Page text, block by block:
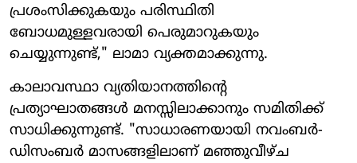
പ്രശംസിക്കുകയും പരിസ്ഥിതി
ബോധമുള്ളവരായി പെരുമാറുകയും
ചെയ്യുന്നുണ്ട്," ലാമാ വ്യക്തമാക്കുന്നു.
കാലാവസ്ഥാ വ്യതിയാനത്തിന്റെ
പ്രത്യാഘാതങ്ങൾ മനസ്സിലാക്കാനും സമിതിക്ക്
സാധിക്കുന്നുണ്ട്. "സാധാരണയായി നവംബർ-
ഡിസംബർ മാസങ്ങളിലാണ് മഞ്ഞുവീഴ്ച